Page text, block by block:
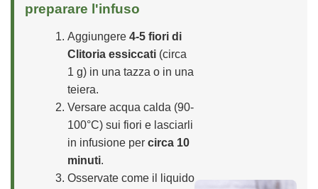
preparare l'infuso
Aggiungere 4-5 fiori di
Clitoria essiccati (circa
1 g) in una tazza o in una
teiera.
Versare acqua calda (90-
100°C) sui fiori e lasciarli
in infusione per circa 10
minuti.
Osservate come il liquido